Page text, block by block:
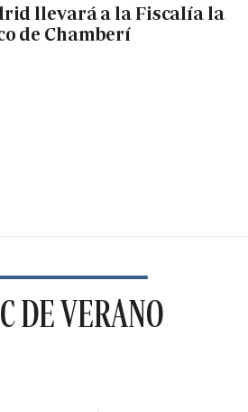
llevará a la Fiscalía la
de Chamberí
DE VERANO